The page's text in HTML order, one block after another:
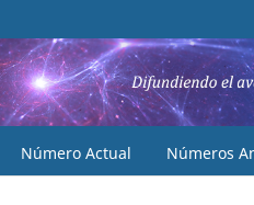
Número Actual Números